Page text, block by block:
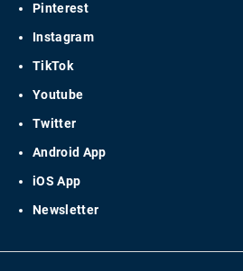
Pinterest
Instagram
TikTok
Youtube
Twitter
Android App
iOS App
Newsletter